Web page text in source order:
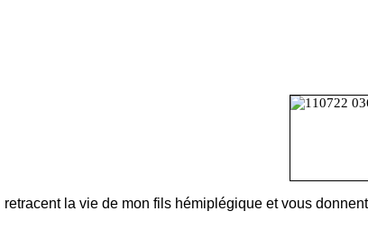
la vie de mon fils hémiplégique et vous